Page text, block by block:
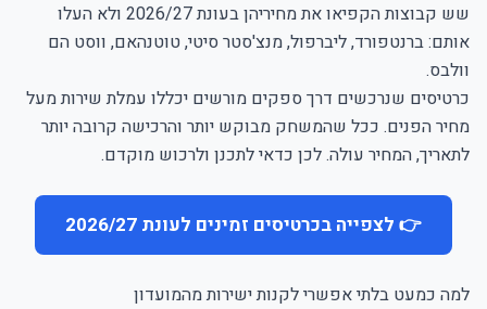
שש קבוצות הקפיאו את מחיריהן בעונת 2026/27 ולא העלו
אותם: ברנטפורד, ליברפול, מנצ'סטר סיטי, טוטנהאם, ווסט הם
וולבס.
כרטיסים שנרכשים דרך ספקים מורשים יכללו עמלת שירות מעל
מחיר הפנים. ככל שהמשחק מבוקש יותר והרכישה קרובה יותר
לתאריך, המחיר עולה. לכן כדאי לתכנן ולרכוש מוקדם.
👉 לצפייה בכרטיסים זמינים לעונת 2026/27
למה כמעט בלתי אפשרי לקנות ישירות מהמועדון